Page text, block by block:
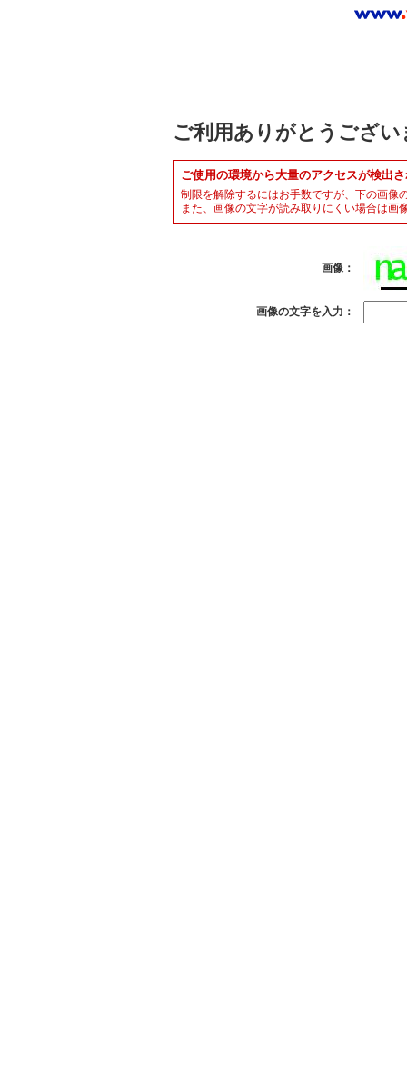
ご利用ありがとうござい
ご使用の環境から大量のアクセスが検出
制限を解除するにはお手数ですが、下の画像
また、画像の文字が読み取りにくい場合は画
画像：
画像の文字を入力：